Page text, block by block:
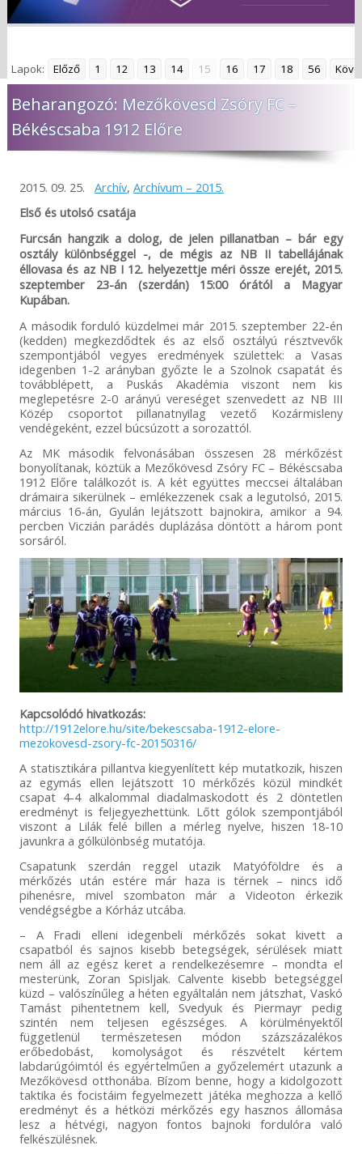
Lapok: Előző 1 12 13 14 15 16 17 18 56
Beharangozó: Mezőkövesd Zsóry FC –
Békéscsaba 1912 Előre
2015. 09. 25. Archív, Archívum – 2015.
Első és utolsó csatája
Furcsán hangzik a dolog, de jelen pillanatban – bár egy
osztály különbséggel -, de mégis az NB II tabellájának
éllovasa és az NB I 12. helyezettje méri össze erejét, 2015.
szeptember 23-án (szerdán) 15:00 órától a Magyar
Kupában.
A második forduló küzdelmei már 2015. szeptember 22-én
(kedden) megkezdődtek és az első osztályú résztvevők
szempontjából vegyes eredmények születtek: a Vasas
idegenben 1-2 arányban győzte le a Szolnok csapatát és
továbblépett, a Puskás Akadémia viszont nem kis
meglepetésre 2-0 arányú vereséget szenvedett az NB III
Közép csoportot pillanatnyilag vezető Kozármisleny
vendégeként, ezzel búcsúzott a sorozattól.
Az MK második felvonásában összesen 28 mérkőzést
bonyolítanak, köztük a Mezőkövesd Zsóry FC – Békéscsaba
1912 Előre találkozót is. A két együttes meccsei általában
drámaira sikerülnek – emlékezzenek csak a legutolsó, 2015.
március 16-án, Gyulán lejátszott bajnokira, amikor a 94.
percben Viczián parádés duplázása döntött a három pont
sorsáról.
Kapcsolódó hivatkozás:
http://1912elore.hu/site/bekescsaba-1912-elore-
mezokovesd-zsory-fc-20150316/
A statisztikára pillantva kiegyenlített kép mutatkozik, hiszen
az egymás ellen lejátszott 10 mérkőzés közül mindkét
csapat 4-4 alkalommal diadalmaskodott és 2 döntetlen
eredményt is feljegyezhettünk. Lőtt gólok szempontjából
viszont a Lilák felé billen a mérleg nyelve, hiszen 18-10
javunkra a gólkülönbség mutatója.
Csapatunk szerdán reggel utazik Matyóföldre és a
mérkőzés után estére már haza is térnek – nincs idő
pihenésre, mivel szombaton már a Videoton érkezik
vendégségbe a Kórház utcába.
– A Fradi elleni idegenbeli mérkőzés sokat kivett a
csapatból és sajnos kisebb betegségek, sérülések miatt
nem áll az egész keret a rendelkezésemre – mondta el
mesterünk, Zoran Spisljak. Calvente kisebb betegséggel
küzd – valószínűleg a héten egyáltalán nem játszhat, Vaskó
Tamást pihentetnem kell, Svedyuk és Piermayr pedig
szintén nem teljesen egészséges. A körülményektől
függetlenül természetesen módon százszázalékos
erőbedobást, komolyságot és részvételt kértem
labdarúgóimtól és egyértelműen a győzelemért utazunk a
Mezőkövesd otthonába. Bízom benne, hogy a kidolgozott
taktika és focistáim fegyelmezett játéka meghozza a kellő
eredményt és a hétközi mérkőzés egy hasznos állomása
lesz a hétvégi, nagyon fontos bajnoki fordulóra való
felkészülésnek.